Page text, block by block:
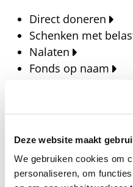
Deze website maakt
We gebruiken cookies om
personaliseren, om
Direct doneren
Schenken met
Nalaten
Fonds op naam
Blijf op de hoogte van
publicaties en
en onze missie.